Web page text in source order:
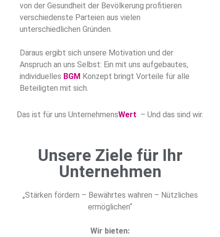
von der Gesundheit der Bevölkerung profitieren
verschiedenste Parteien aus vielen
unterschiedlichen Gründen.
Daraus ergibt sich unsere Motivation und der
Anspruch an uns Selbst: Ein mit uns aufgebautes,
individuelles BGM Konzept bringt Vorteile für alle
Beteiligten mit sich.
Das ist für uns UnternehmensWert – Und das sind wir.
Unsere Ziele für Ihr
Unternehmen
„Stärken fördern – Bewährtes wahren – Nützliches
ermöglichen“
Wir bieten: